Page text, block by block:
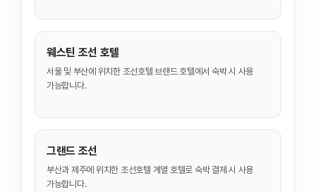
웨스틴 조선 호텔
서울 및 부산에 위치한 조선호텔 브랜드 호텔에서 숙박 시 사용
가능합니다.
그랜드 조선
부산과 제주에 위치한 조선호텔 계열 호텔로 숙박 결제 시 사용
가능합니다.